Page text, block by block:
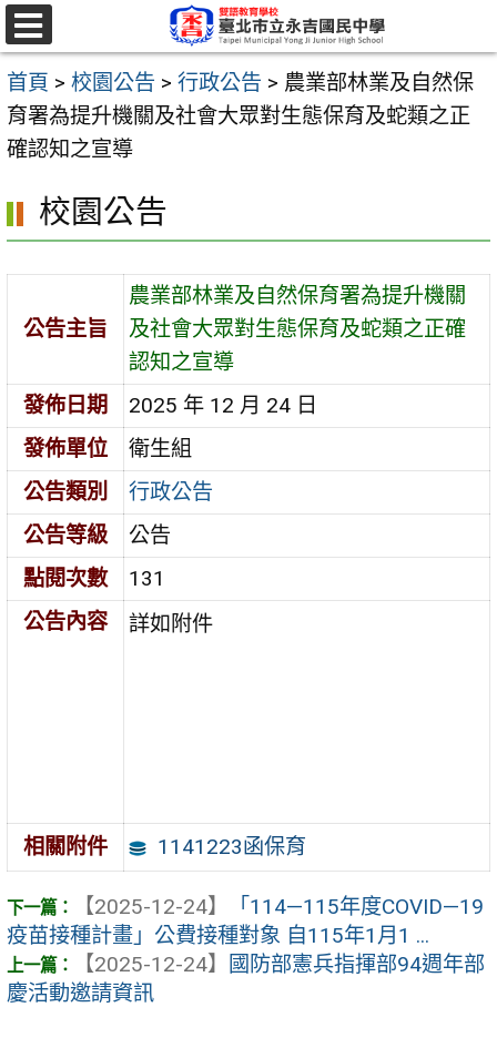
跳
至
主
要
內
選
單
首頁 > 校園公告 > 行政公告 > 農業部林業及自然保
育署為提升機關及社會大眾對生態保育及蛇類之正
確認知之宣導
校園公告
公告主旨
農業部林業及自然保育署為提升機關
及社會大眾對生態保育及蛇類之正確
認知之宣導
發佈日期
2025 年 12 月 24 日
發佈單位
衛生組
公告類別
行政公告
公告等級
公告
點閱次數
131
公告內容
詳如附件
相關附件 1141223函保育
【2025-12-24】
「114—115年度COVID—19
疫苗接種計畫」公費接種對象 自115年1月1 ...
【2025-12-24】
國防部憲兵指揮部94週年部
慶活動邀請資訊